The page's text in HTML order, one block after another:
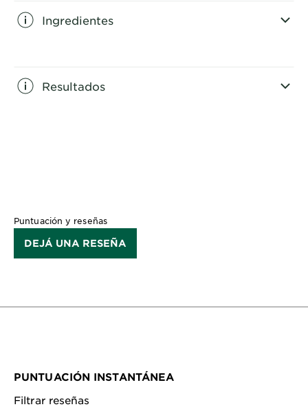
Ingredientes
Resultados
Puntuación y reseñas
DEJÁ UNA RESEÑA
PUNTUACIÓN INSTANTÁNEA
Filtrar reseñas